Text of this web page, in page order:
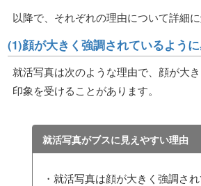
以降で、それぞれの理由について詳細に
(1)顔が大きく強調されているよう
就活写真は次のような理由で、顔が大
印象を受けることがあります。
就活写真がブスに見えやすい理由
就活写真は顔が大きく強調さ